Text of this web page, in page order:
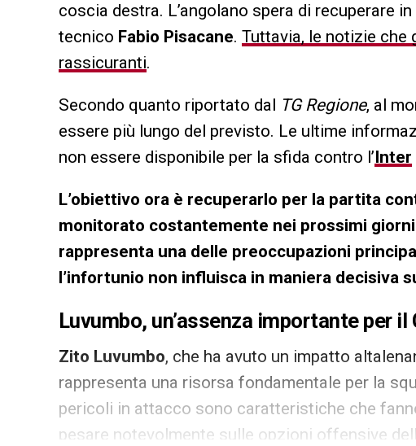
coscia destra. L’angolano spera di recuperare
tecnico Fabio Pisacane. Tuttavia, le notizie che
rassicuranti.
Secondo quanto riportato dal TG Regione, al
essere più lungo del previsto. Le ultime
non essere disponibile per la sfida contro l’Inter
L’obiettivo ora è recuperarlo per la partita
monitorato costantemente nei prossimi
rappresenta una delle preoccupazioni
l’infortunio non influisca in maniera decisiva
Luvumbo, un’assenza importante per il
Zito Luvumbo, che ha avuto un impatto
rappresenta una risorsa fondamentale per la
pericoli in attacco sono caratteristiche che
pesare notevolmente sulle opzioni offensive